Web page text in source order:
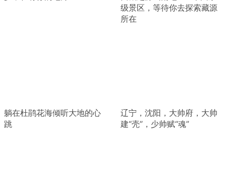
级景区，等待你去探索藏源
所在
躺在杜鹃花海倾听大地的心
跳
辽宁，沈阳，大帅府，大帅
建“壳”，少帅赋“魂”